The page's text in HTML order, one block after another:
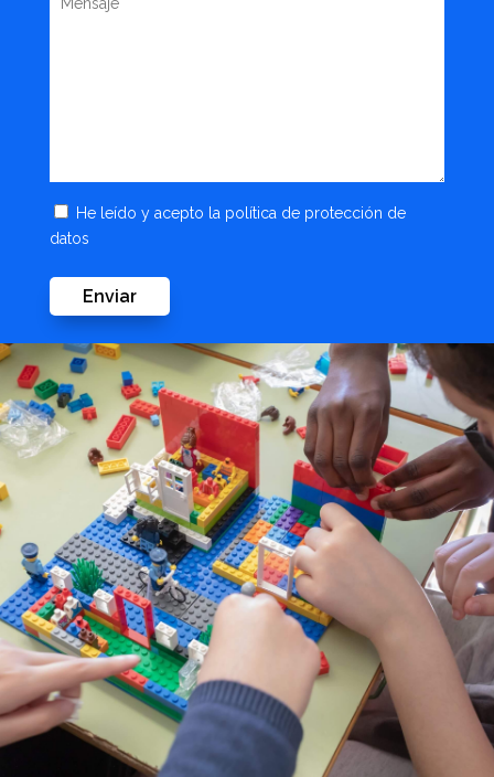
He leído y acepto la política de protección de
datos